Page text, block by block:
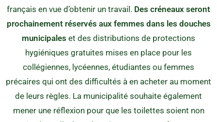
français en vue d’obtenir un travail. Des créneaux seront
prochainement réservés aux femmes dans les douches
municipales et des distributions de protections
hygiéniques gratuites mises en place pour les
collégiennes, lycéennes, étudiantes ou femmes
précaires qui ont des difficultés à en acheter au moment
de leurs règles. La municipalité souhaite également
mener une réflexion pour que les toilettes soient non